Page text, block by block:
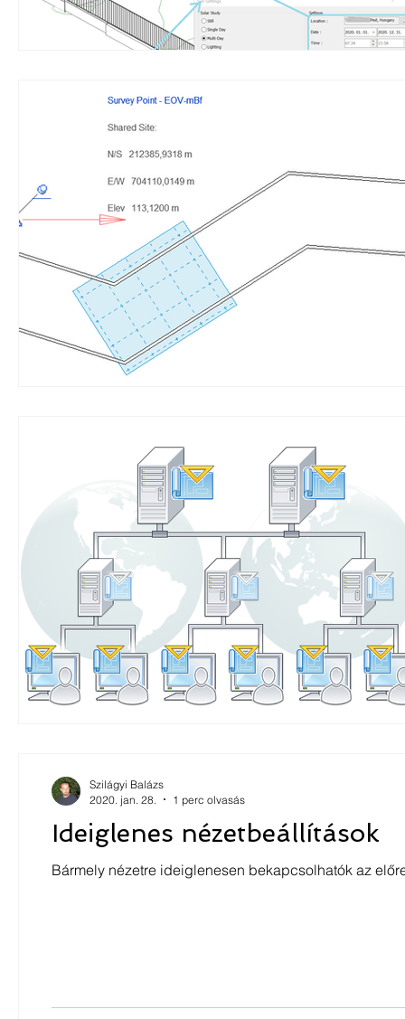
Ideiglenes nézetbeállítások
Bármely nézetre ideiglenesen bekapcsolhatók az
Szilágyi Balázs
2020. jan. 28.
1 perc olvasás